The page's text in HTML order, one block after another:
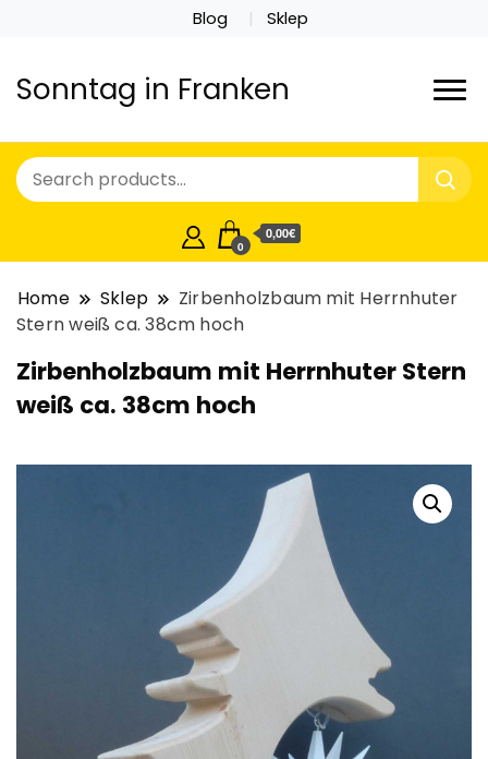
Blog Sklep
Sonntag in Franken
0
0,00€
Home Sklep
Zirbenholzbaum mit Herrnhuter
Stern weiß ca. 38cm hoch
Zirbenholzbaum mit Herrnhuter Stern
weiß ca. 38cm hoch